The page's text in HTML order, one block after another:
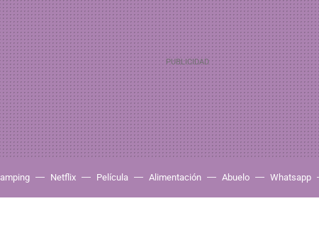
Netflix Película Alimentación Abuelo Whatsapp